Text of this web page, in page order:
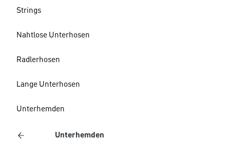
Strings
Nahtlose Unterhosen
Radlerhosen
Lange Unterhosen
Unterhemden
Unterhemden